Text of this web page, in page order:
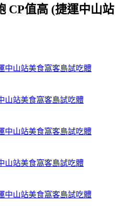
CP值高 (捷運中山站
山站美食窩客島試吃體
山站美食窩客島試吃體